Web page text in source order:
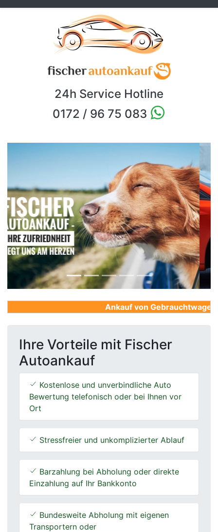
24h Service Hotline
0172 / 96 75 083
Previous Next
Ankauf von
Ihre Vorteile mit Fischer
Autoankauf
Kostenlose und unverbindliche Auto
Bewertung telefonisch oder bei Ihnen vor
Ort
Stressfreier und unkomplizierter Ablauf
Barzahlung bei Abholung oder direkte
Einzahlung auf Ihr Bankkonto
Bundesweite Abholung mit eigenen
Transportern oder